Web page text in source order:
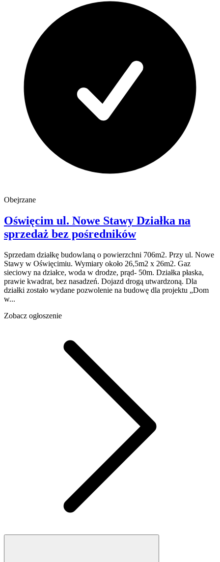
Obejrzane
Oświęcim ul. Nowe Stawy Działka na
sprzedaż bez pośredników
Sprzedam działkę budowlaną o powierzchni 706m2. Przy ul. Nowe
Stawy w Oświęcimiu. Wymiary około 26,5m2 x 26m2. Gaz
sieciowy na działce, woda w drodze, prąd- 50m. Działka płaska,
prawie kwadrat, bez nasadzeń. Dojazd drogą utwardzoną. Dla
działki zostało wydane pozwolenie na budowę dla projektu „Dom
w...
Zobacz ogłoszenie